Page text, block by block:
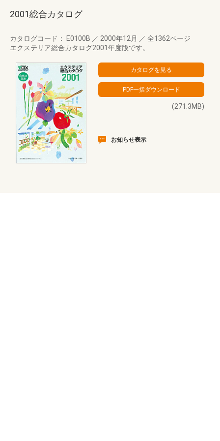
2001総合カタログ
カタログコード： E0100B ／ 2000年12月 ／ 全1362ページ
エクステリア総合カタログ2001年度版です。
(271.3MB)
お知らせ表示